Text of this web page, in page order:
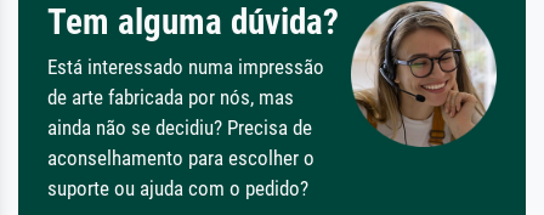
Tem alguma dúvida?
Está interessado numa impressão
de arte fabricada por nós, mas
ainda não se decidiu? Precisa de
aconselhamento para escolher o
suporte ou ajuda com o pedido?